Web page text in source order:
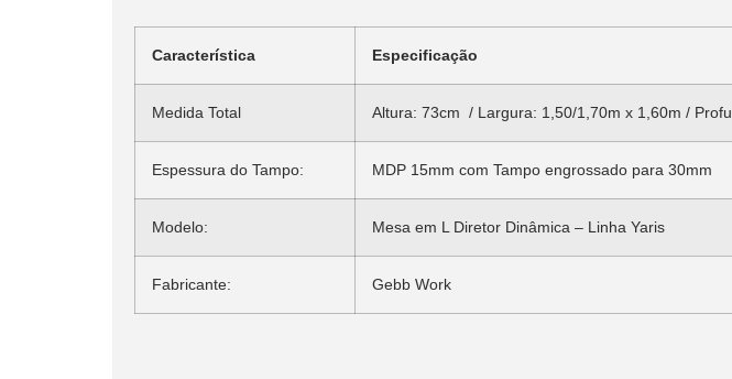
Característica Especificação
Medida Total Altura: 73cm / Largura: 1,50/1,70m x 1,60m /
Espessura do Tampo: MDP 15mm com Tampo engrossado para 30mm
Modelo: Mesa em L Diretor Dinâmica – Linha Yaris
Fabricante: Gebb Work